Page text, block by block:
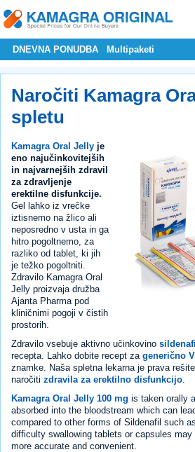
DNEVNA PONUDBA Multipaketi
Naročiti Kamagra
spletu
Kamagra Oral Jelly je
eno najučinkovitejših
in najvarnejših zdravil
za zdravljenje
erektilne disfunkcije.
Gel lahko iz vrečke
iztisnemo na žlico ali
neposredno v usta in ga
hitro pogoltnemo, za
razliko od tablet, ki jih
je težko pogoltniti.
Zdravilo Kamagra Oral
Jelly proizvaja družba
Ajanta Pharma pod
kliničnimi pogoji v čistih
prostorih.
Zdravilo vsebuje aktivno učinkovino
recepta. Lahko dobite recept za generično
znamke. Naša spletna lekarna je prava
naročiti zdravila za erektilno disfunkcijo
Kamagra Oral Jelly 100 mg is taken orally
absorbed into the bloodstream which can
compared to other forms of Sildenafil such
difficulty swallowing tablets or capsules
more accurate and convenient.